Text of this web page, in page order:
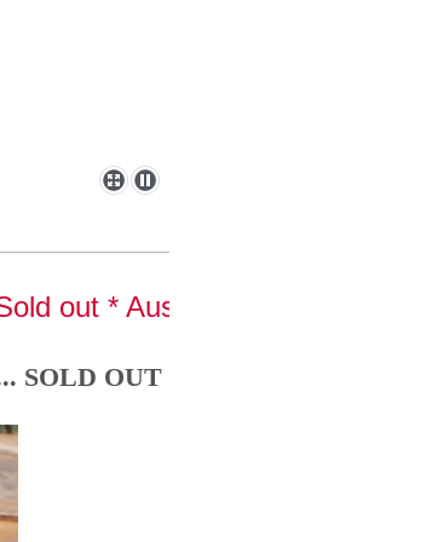
out * Ausverkauft * Sold out
SOLD OUT